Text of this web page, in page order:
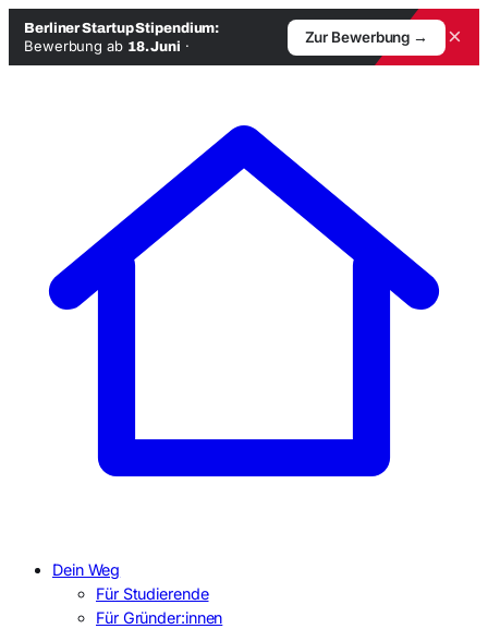
Berliner Startup Stipendium:
Bewerbung ab 18. Juni ·
Zur Bewerbung → ×
Dein Weg
Für Studierende
Für Gründer:innen